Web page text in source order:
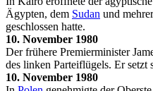
Ägypten, dem Sudan und
geschlossen hatte.
10. November 1980
Der frühere Premierminister
des linken Parteiflügels. Er
10. November 1980